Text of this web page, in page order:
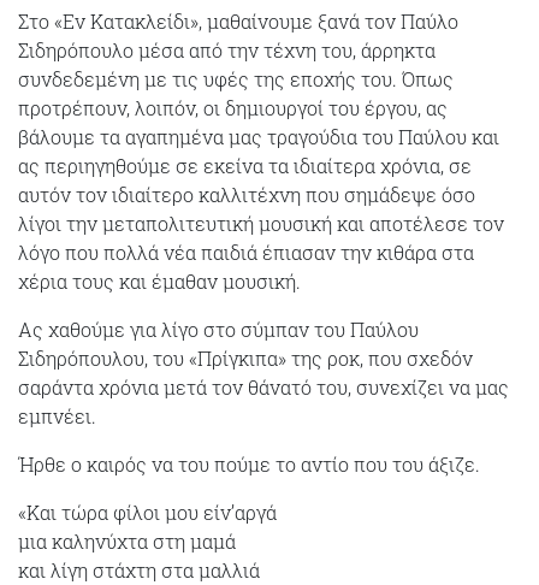
Στο «Εν Κατακλείδι», μαθαίνουμε ξανά τον Παύλο
Σιδηρόπουλο μέσα από την τέχνη του, άρρηκτα
συνδεδεμένη με τις υφές της εποχής του. Όπως
προτρέπουν, λοιπόν, οι δημιουργοί του έργου, ας
βάλουμε τα αγαπημένα μας τραγούδια του Παύλου και
ας περιηγηθούμε σε εκείνα τα ιδιαίτερα χρόνια, σε
αυτόν τον ιδιαίτερο καλλιτέχνη που σημάδεψε όσο
λίγοι την μεταπολιτευτική μουσική και αποτέλεσε τον
λόγο που πολλά νέα παιδιά έπιασαν την κιθάρα στα
χέρια τους και έμαθαν μουσική.
Ας χαθούμε για λίγο στο σύμπαν του Παύλου
Σιδηρόπουλου, του «Πρίγκιπα» της ροκ, που σχεδόν
σαράντα χρόνια μετά τον θάνατό του, συνεχίζει να μας
εμπνέει.
Ήρθε ο καιρός να του πούμε το αντίο που του άξιζε.
«Και τώρα φίλοι μου είν’αργά
μια καληνύχτα στη μαμά
και λίγη στάχτη στα μαλλιά